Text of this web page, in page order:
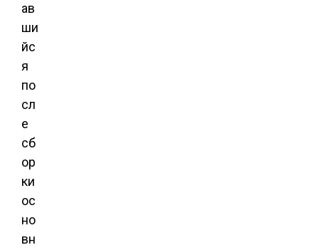
ав
ши
йс
я
по
сл
е
сб
ор
ки
ос
но
вн